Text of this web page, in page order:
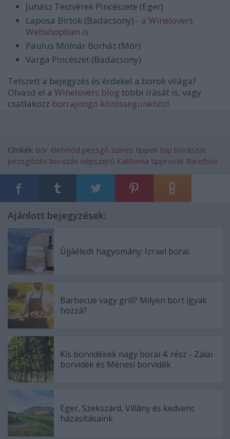
Juhász Testvérek Pincészete (Eger)
Laposa Birtok (Badacsony) - a Winelovers
Webshopban is
Paulus Molnár Borház (Mór)
Varga Pincészet (Badacsony)
Tetszett a bejegyzés és érdekel a borok világa?
Olvasd el a Winelovers blog többi írását is, vagy
csatlakozz borrajongó közösségünkhöz!
Címkék: bor életmód pezsgő színes tippek top borászat
pezsgőzés borozás népszerű Kalifornia tipprovat Barefoot
Ajánlott bejegyzések:
Újjáéledt hagyomány: Izrael borai
Barbecue vagy grill? Milyen bort igyak
hozzá?
Kis borvidékek nagy borai 4. rész - Zalai
borvidék és Ménesi borvidék
Eger, Szekszárd, Villány és kedvenc
házasításaink